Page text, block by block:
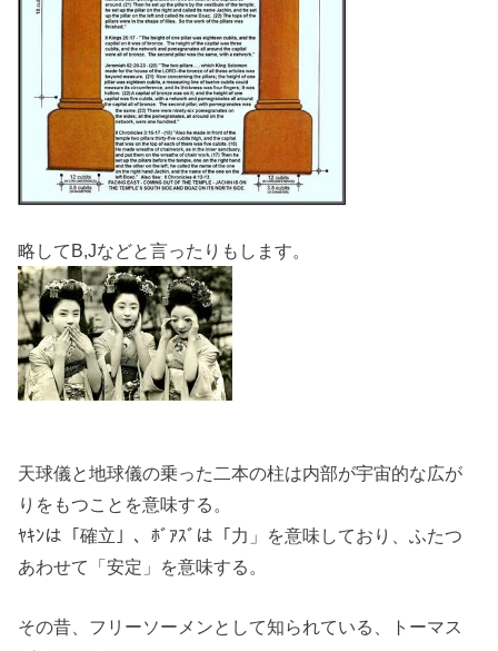
略してB,Jなどと言ったりもします。
天球儀と地球儀の乗った二本の柱は内部が宇宙的な広が
りをもつことを意味する。
ﾔｷﾝは「確立」、ﾎﾞｱｽﾞは「力」を意味しており、ふたつ
あわせて「安定」を意味する。
その昔、フリーソーメンとして知られている、トーマス